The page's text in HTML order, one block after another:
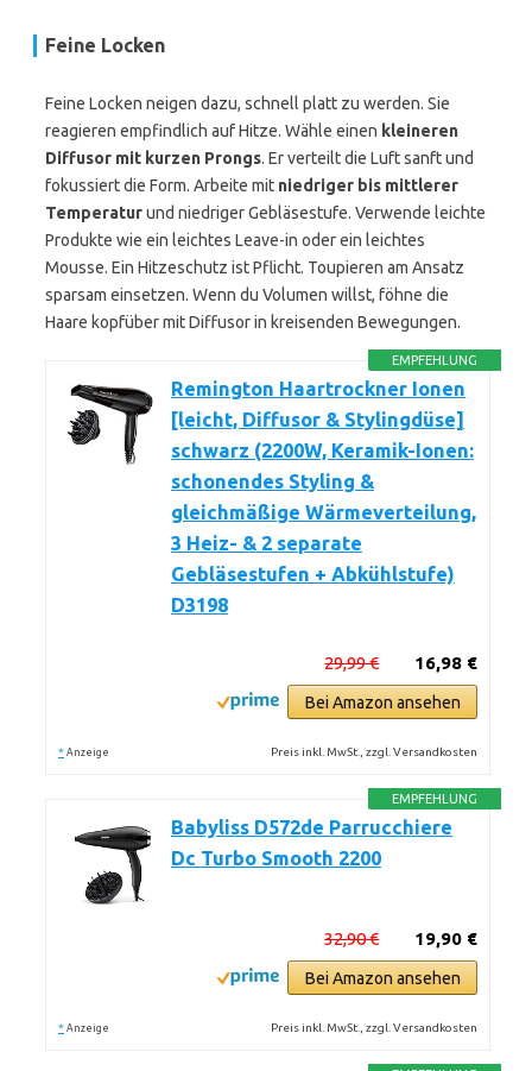
Feine Locken
Feine Locken neigen dazu, schnell platt zu werden. Sie
reagieren empfindlich auf Hitze. Wähle einen kleineren
Diffusor mit kurzen Prongs. Er verteilt die Luft sanft und
fokussiert die Form. Arbeite mit niedriger bis mittlerer
Temperaturund niedriger Gebläsestufe. Verwende leichte
Produkte wie ein leichtes Leave-in oder ein leichtes
Mousse. Ein Hitzeschutz ist Pflicht. Toupieren am Ansatz
sparsam einsetzen. Wenn du Volumen willst, föhne die
Haare kopfüber mit Diffusor in kreisenden Bewegungen.
EMPFEHLUNG
Remington Haartrockner Ionen
[leicht, Diffusor & Stylingdüse]
schwarz (2200W, Keramik-Ionen:
schonendes Styling &
gleichmäßige Wärmeverteilung,
3 Heiz- & 2 separate
Gebläsestufen + Abkühlstufe)
D3198
16,98 €
29,99 €
Bei Amazon ansehen
* Anzeige Preis inkl. MwSt., zzgl. Versandkosten
EMPFEHLUNG
Babyliss D572de Parrucchiere
Dc Turbo Smooth 2200
19,90 €
32,90 €
Bei Amazon ansehen
* Anzeige Preis inkl. MwSt., zzgl. Versandkosten